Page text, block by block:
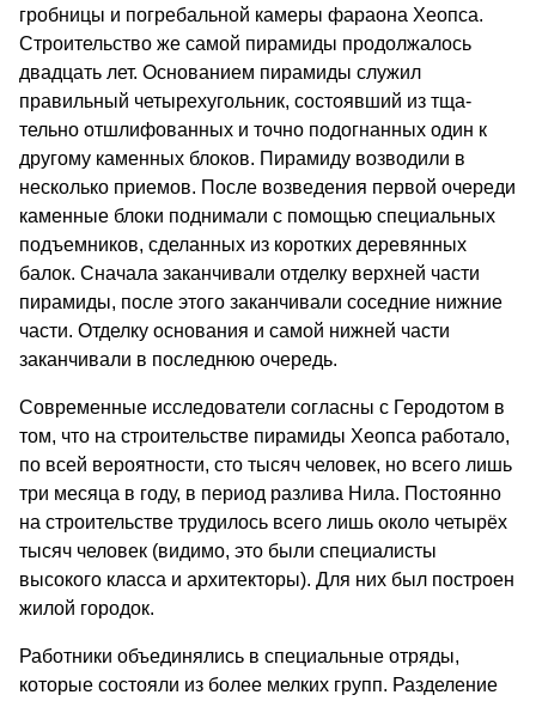
гробницы и погребальной камеры фараона Хеопса.
Строительство же самой пирамиды продол­жалось
двадцать лет. Основанием пирамиды служил
правильный четырехугольник, состоявший из тща­
тельно отшлифованных и точно подогнанных один к
другому каменных блоков. Пирамиду возводили в
несколько приемов. После возведения первой оче­реди
каменные блоки поднимали с помощью спе­циальных
подъемников, сделанных из коротких де­ревянных
балок. Сначала заканчивали отделку верх­ней части
пирамиды, после этого заканчивали со­седние нижние
части. Отделку основания и самой нижней части
заканчивали в последнюю очередь.
Современные исследователи согласны с Геродо­том в
том, что на строительстве пирамиды Хеопса работало,
по всей вероятности, сто тысяч человек, но всего лишь
три месяца в году, в период разлива Нила. Постоянно
на строительстве трудилось всего лишь около четырёх
тысяч человек (видимо, это бы­ли специалисты
высокого класса и архитекторы). Для них был построен
жилой городок.
Работники объединялись в специальные отряды,
которые состояли из более мелких групп. Разделение